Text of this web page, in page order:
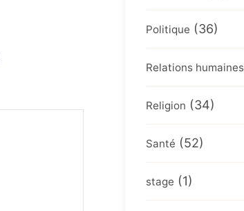
Politique (36)
Relations humaines
Religion (34)
Santé (52)
stage (1)